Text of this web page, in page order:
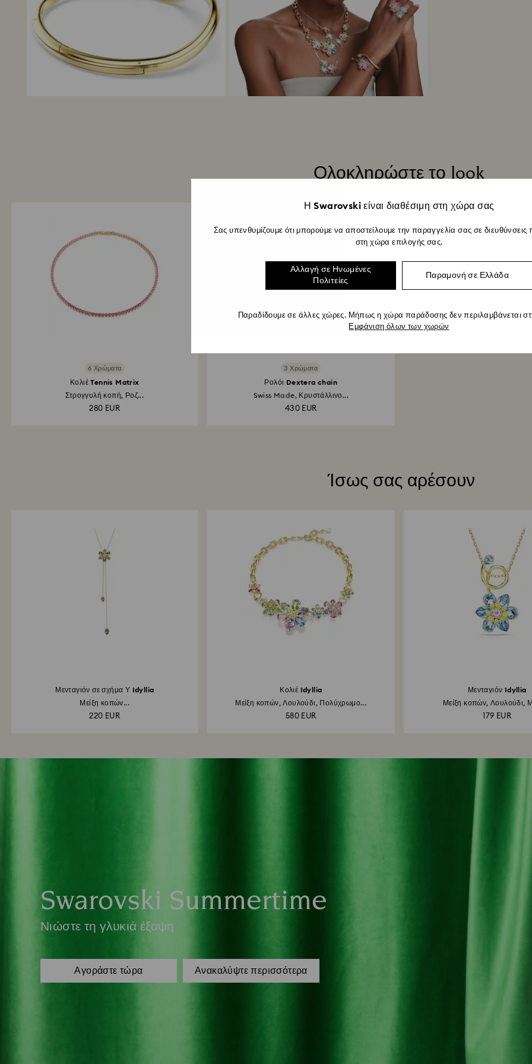
Ολοκληρώστε το look
6 Χρώματα
Κολιέ Tennis Matrix
Στρογγυλή κοπή, Ροζ...
280 EUR
3 Χρώματα
Ρολόι Dextera chain
Swiss Made, Κρυστάλλινο...
430 EUR
Ίσως σας αρέσουν
Μενταγιόν σε σχήμα Υ Idyllia
Μείξη κοπών...
220 EUR
Κολιέ Idyllia
Μείξη κοπών, Λουλούδι, Πολύχρωμο...
580 EUR
Μενταγιόν Idyllia
Μείξη κοπών, Λουλούδι,
179 EUR
Swarovski Summertime
Νιώστε τη γλυκιά έξαψη
Αγοράστε τώρα Ανακαλύψτε περισσότερα
Η Swarovski είναι διαθέσιμη στη χώρα σας
Σας υπενθυμίζουμε ότι μπορούμε να αποστείλουμε την παραγγελία σας σε διευθύνσεις
στη χώρα επιλογής σας.
Αλλαγή σε Ηνωμένες
Πολιτείες
Παραμονή σε Ελλάδα
Παραδίδουμε σε άλλες χώρες. Μήπως η χώρα παράδοσης δεν περιλαμβάνεται
Εμφάνιση όλων των χωρών